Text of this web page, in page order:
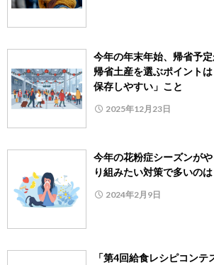
今年の年末年始、帰省予
帰省土産を選ぶポイント
保存しやすい」こと
2025年12月23日
今年の花粉症シーズンが
り組みたい対策で多いのは
2024年2月9日
「第4回給食レシピコンテ